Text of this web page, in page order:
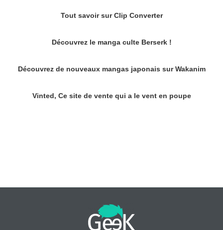
Tout savoir sur Clip Converter
Découvrez le manga culte Berserk !
Découvrez de nouveaux mangas japonais sur Wakanim
Vinted, Ce site de vente qui a le vent en poupe